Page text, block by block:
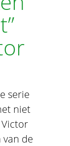
serie
niet
van de